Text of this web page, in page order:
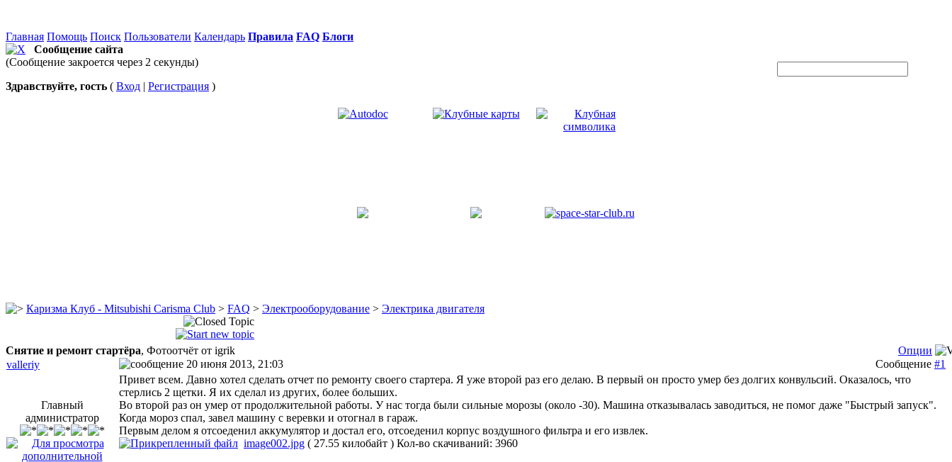
Главная Помощь Поиск Пользователи Календарь Правила FAQ Блоги
Сообщение сайта
(Сообщение закроется через 2 секунды)
Здравствуйте, гость ( Вход | Регистрация )
Каризма Клуб - Mitsubishi Carisma Club > FAQ > Электрооборудование > Электрика двигателя
Снятие и ремонт стартёра, Фотоотчёт от igrik
Опции
valleriy
20 июня 2013, 21:03 Сообщение #1
Главный
администратор
Привет всем. Давно хотел сделать отчет по ремонту своего стартера. Я уже второй раз его делаю. В первый он просто умер без долгих конвульсий. Оказалось, что
стерлись 2 щетки. Я их сделал из других, более больших.
Во второй раз он умер от продолжительной работы. У нас тогда были сильные морозы (около -30). Машина отказывалась заводиться, не помог даже "Быстрый запуск".
Когда мороз спал, завел машину с веревки и отогнал в гараж.
Первым делом я отсоеденил аккумулятор и достал его, отсоеденил корпус воздушного фильтра и его извлек.
image002.jpg ( 27.55 килобайт ) Кол-во скачиваний: 3960